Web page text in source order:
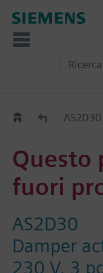
Old2NewAS2D30
Questo
fuori
AS2D30
Damper
230 V, 3